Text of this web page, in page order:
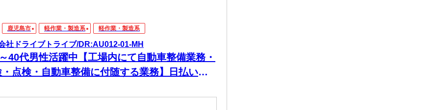
鹿児島市 軽作業・製造系 軽作業・製造系
社ドライブトライブ/DR:AU012-01-MH
40代男性活躍中【工場内にて自動車整備業務・
点検・自動車整備に付随する業務】日払いあ